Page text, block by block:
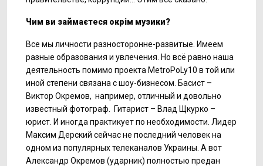
Чим ви займаєтеся окрім музики?
Все мы личности разносторонне-развитые. Имеем
разные образования и увлечения. Но всё равно наша
деятельность помимо проекта MetroPoLy10 в той или
иной степени связана с шоу-бизнесом. Басист –
Виктор Окремов, например, отличный и довольно
известный фотограф. Гитарист – Влад Щкурко –
юрист. И иногда практикует по необходимости. Лидер
Максим Дерский сейчас не последний человек на
одном из популярных телеканалов Украины. А вот
Александр Окремов (ударник) полностью предан